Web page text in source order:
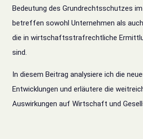
Bedeutung des Grundrechtsschutzes
betreffen sowohl Unternehmen als
die in wirtschaftsstrafrechtliche
sind.
In diesem Beitrag analysiere ich die
Entwicklungen und erläutere die
Auswirkungen auf Wirtschaft und